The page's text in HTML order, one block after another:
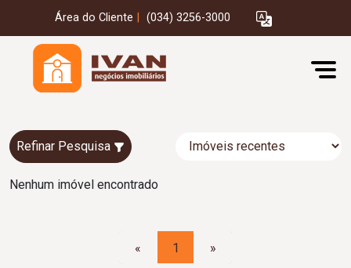
Área do Cliente (034) 3256-3000
Refinar Pesquisa
Nenhum imóvel encontrado
« 1 »